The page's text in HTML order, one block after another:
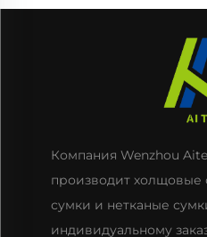
Компания Wenzhou
производит
сумки и нетканые
индивидуальному